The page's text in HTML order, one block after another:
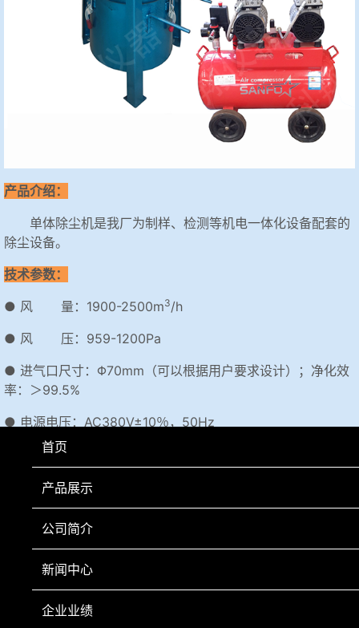
产品介绍：
单体除尘机是我厂为制样、检测等机电一体化设备配套的
除尘设备。
技术参数：
● 风 量：1900-2500m3/h
● 风 压：959-1200Pa
● 进气口尺寸：Φ70mm（可以根据用户要求设计）；净化效
率：＞99.5%
● 电源电压：AC380V±10％，50Hz
● 额定功率：1.1+1.1kW
● 外型尺寸：1400×900×1700mm
上一页
首页
产品展示
公司简介
新闻中心
企业业绩